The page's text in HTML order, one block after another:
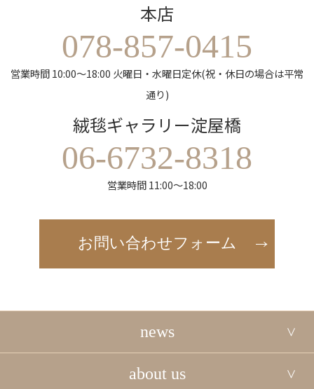
本店
078-857-0415
営業時間 10:00～18:00 火曜日・水曜日定休(祝・休日の場合は平常
通り)
絨毯ギャラリー淀屋橋
06-6732-8318
営業時間 11:00～18:00
お問い合わせフォーム
news
about us